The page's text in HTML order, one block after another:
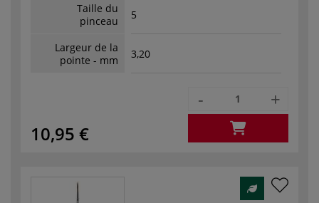
Taille du
pinceau
5
Largeur de la
pointe - mm
3,20
10,95 €
- +